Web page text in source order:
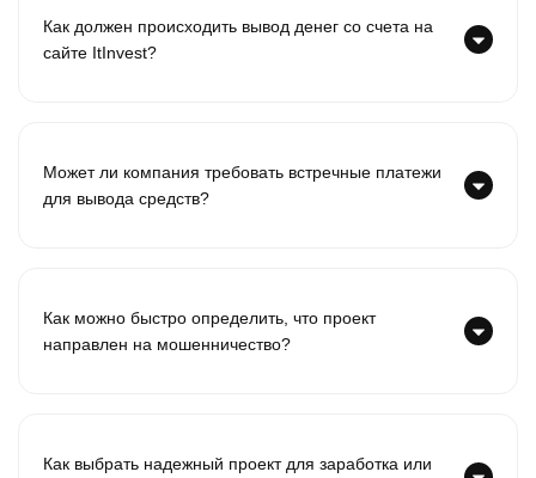
Как должен происходить вывод денег со счета на
сайте ItInvest?
Может ли компания требовать встречные платежи
для вывода средств?
Как можно быстро определить, что проект
направлен на мошенничество?
Как выбрать надежный проект для заработка или